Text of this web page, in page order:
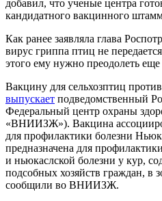
добавил, что ученые центра
кандидатного вакцинного
Как ранее заявляла глава
вирус гриппа птиц не
этого ему нужно преодолеть
Вакцину для сельхозптиц
выпускает подведомственный
Федеральный центр охраны
«ВНИИЗЖ»). Вакцина
для профилактики болезни
предназначена для
и ньюкаслской болезни у кур,
подсобных хозяйств граждан, в
сообщили во ВНИИЗЖ.